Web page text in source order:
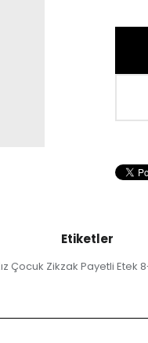
Etiketler
Çocuk Zikzak Payetli Etek 8-